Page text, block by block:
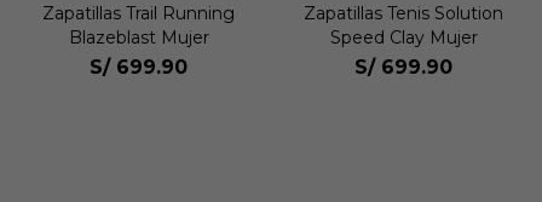
Zapatillas Trail Running
Blazeblast Mujer
S/ 699.90
Zapatillas Tenis Solution
Speed Clay Mujer
S/ 699.90